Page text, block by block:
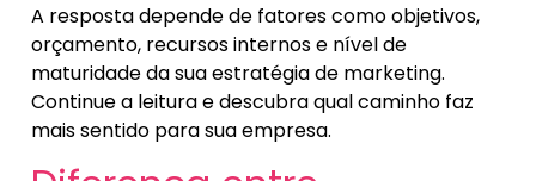
A resposta depende de fatores como objetivos,
orçamento, recursos internos e nível de
maturidade da sua estratégia de marketing.
Continue a leitura e descubra qual caminho faz
mais sentido para sua empresa.